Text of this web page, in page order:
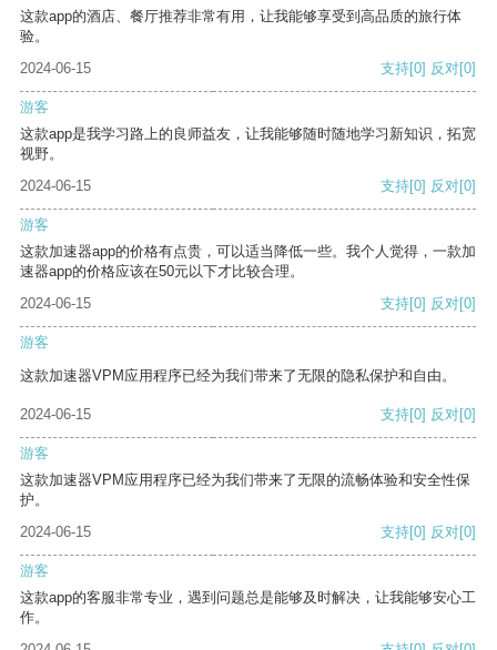
这款app的酒店、餐厅推荐非常有用，让我能够享受到高品质的旅行体
验。
2024-06-15
支持[0] 反对[0]
游客
这款app是我学习路上的良师益友，让我能够随时随地学习新知识，拓宽
视野。
2024-06-15
支持[0] 反对[0]
游客
这款加速器app的价格有点贵，可以适当降低一些。我个人觉得，一款加
速器app的价格应该在50元以下才比较合理。
2024-06-15
支持[0] 反对[0]
游客
这款加速器VPM应用程序已经为我们带来了无限的隐私保护和自由。
2024-06-15 支持[0] 反对[0]
游客
这款加速器VPM应用程序已经为我们带来了无限的流畅体验和安全性保
护。
2024-06-15
支持[0] 反对[0]
游客
这款app的客服非常专业，遇到问题总是能够及时解决，让我能够安心工
作。